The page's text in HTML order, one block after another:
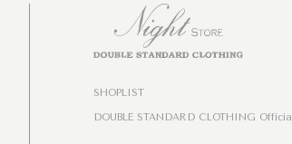
SHOPLIST
DOUBLE STANDARD CLOTHING Official